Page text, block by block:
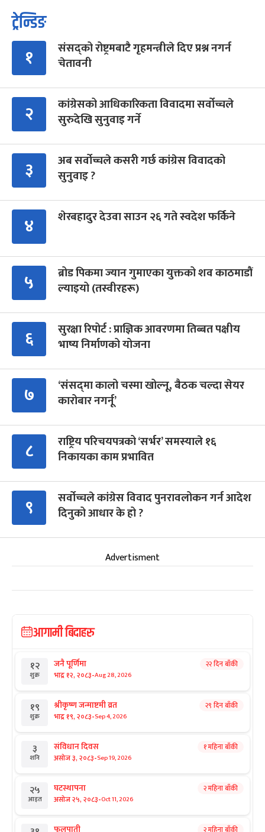
ट्रेन्डिङ
१
संसद्को रोष्ट्रमबाटै गृहमन्त्रीले दिए प्रश्न नगर्न
चेतावनी
२
कांग्रेसको आधिकारिकता विवादमा सर्वोच्चले
सुरुदेखि सुनुवाइ गर्ने
३
अब सर्वोच्चले कसरी गर्छ कांग्रेस विवादको
सुनुवाइ ?
४ शेरबहादुर देउवा साउन २६ गते स्वदेश फर्किने
५
ब्रोड पिकमा ज्यान गुमाएका युक्तको शव काठमाडौं
ल्याइयो (तस्वीरहरू)
६
सुरक्षा रिपोर्ट : प्राज्ञिक आवरणमा तिब्बत पक्षीय
भाष्य निर्माणको योजना
७
‘संसद्‍मा कालो चस्मा खोल्नू, बैठक चल्दा सेयर
कारोबार नगर्नू’
८
राष्ट्रिय परिचयपत्रको ‘सर्भर’ समस्याले १६
निकायका काम प्रभावित
९
सर्वोच्चले कांग्रेस विवाद पुनरावलोकन गर्न आदेश
दिनुको आधार के हो ?
Advertisment
आगामी बिदाहरु
१२
शुक्र
जनै पूर्णिमा
भाद्र १२, २०८३-Aug 28, 2026
२२ दिन बाँकी
१९
शुक्र
श्रीकृष्ण जन्माष्टमी व्रत
भाद्र १९, २०८३-Sep 4, 2026
२९ दिन बाँकी
३
शनि
संविधान दिवस
असोज ३, २०८३-Sep 19, 2026
१ महिना बाँकी
२५
आइत
घटस्थापना
असोज २५, २०८३-Oct 11, 2026
२ महिना बाँकी
फूलपाती २ महिना बाँकी